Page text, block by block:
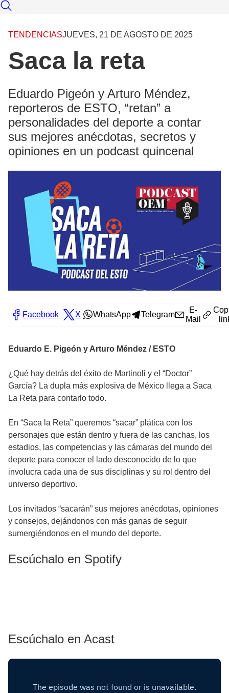
TENDENCIASJUEVES, 21 DE AGOSTO DE 2025
Saca la reta
Eduardo Pigeón y Arturo Méndez,
reporteros de ESTO, “retan” a
personalidades del deporte a contar
sus mejores anécdotas, secretos y
opiniones en un podcast quincenal
Facebook X WhatsApp Telegram
E-
Mail
Eduardo E. Pigeón y Arturo Méndez / ESTO
¿Qué hay detrás del éxito de Martinoli y el “Doctor”
García? La dupla más explosiva de México llega a Saca
La Reta para contarlo todo.
En “Saca la Reta” queremos “sacar” plática con los
personajes que están dentro y fuera de las canchas, los
estadios, las competencias y las cámaras del mundo del
deporte para conocer el lado desconocido de lo que
involucra cada una de sus disciplinas y su rol dentro del
universo deportivo.
Los invitados “sacarán” sus mejores anécdotas, opiniones
y consejos, dejándonos con más ganas de seguir
sumergiéndonos en el mundo del deporte.
Escúchalo en Spotify
Escúchalo en Acast